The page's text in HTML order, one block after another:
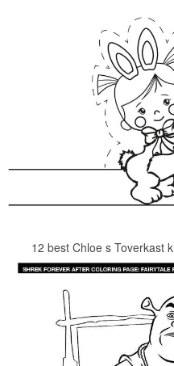
12 best Chloe s Toverkast